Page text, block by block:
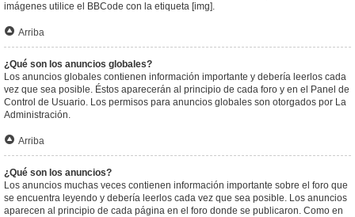
imágenes utilice el BBCode con la etiqueta [img].
Arriba
¿Qué son los anuncios globales?
Los anuncios globales contienen información importante y debería leerlos cada
vez que sea posible. Éstos aparecerán al principio de cada foro y en el Panel de
Control de Usuario. Los permisos para anuncios globales son otorgados por La
Administración.
Arriba
¿Qué son los anuncios?
Los anuncios muchas veces contienen información importante sobre el foro que
se encuentra leyendo y debería leerlos cada vez que sea posible. Los anuncios
aparecen al principio de cada página en el foro donde se publicaron. Como en